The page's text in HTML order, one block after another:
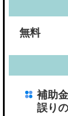
無料
補助
誤り